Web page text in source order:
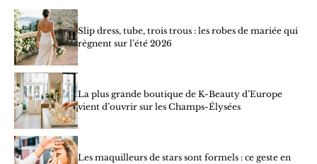
Slip dress, tube, trois trous : les robes de mariée qui
règnent sur l’été 2026
La plus grande boutique de K-Beauty d’Europe
vient d’ouvrir sur les Champs-Élysées
Les maquilleurs de stars sont formels : ce geste en